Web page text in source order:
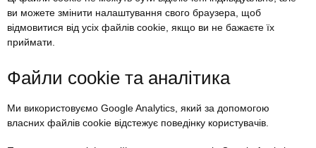
ви можете змінити налаштування свого браузера, щоб
відмовитися від усіх файлів cookie, якщо ви не бажаєте їх
приймати.
Файли cookie та аналітика
Ми використовуємо Google Analytics, який за допомогою
власних файлів cookie відстежує поведінку користувачів.